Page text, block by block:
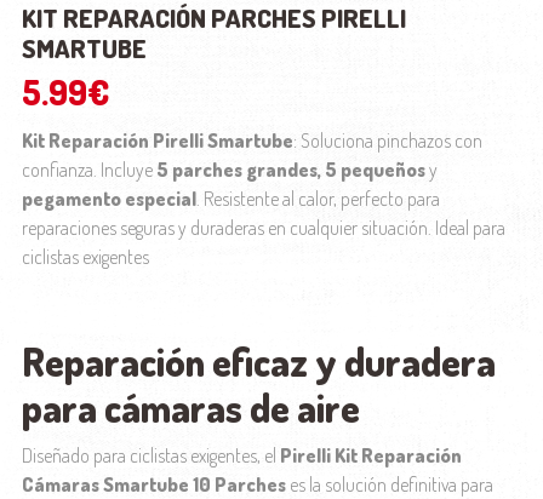
KIT REPARACIÓN PARCHES PIRELLI
SMARTUBE
5.99€
Kit Reparación Pirelli Smartube: Soluciona pinchazos con
confianza. Incluye 5 parches grandes, 5 pequeñosy
pegamento especial. Resistente al calor, perfecto para
reparaciones seguras y duraderas en cualquier situación. Ideal para
ciclistas exigentes
Reparación eficaz y duradera
para cámaras de aire
Diseñado para ciclistas exigentes, el Pirelli Kit Reparación
Cámaras Smartube 10 Parcheses la solución definitiva para